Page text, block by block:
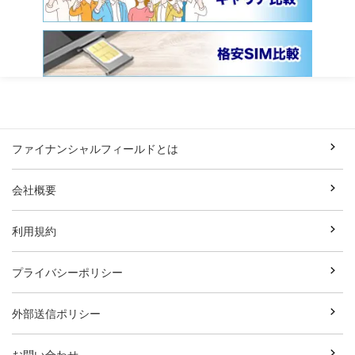
ファイナンシャルフィールドとは
会社概要
利用規約
プライバシーポリシー
外部送信ポリシー